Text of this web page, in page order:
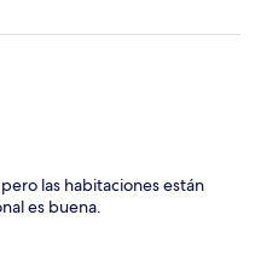
las habitaciones están
es buena.